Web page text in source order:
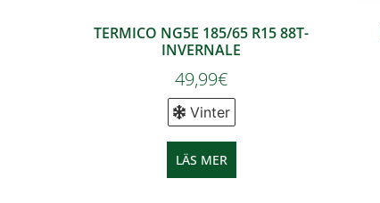
TERMICO NG5E 185/65 R15 88T-
INVERNALE
49,99€
Vinter
LÄS MER